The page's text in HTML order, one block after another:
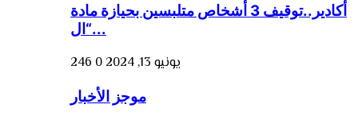
أكادير..توقيف 3 أشخاص متلبسين بحيازة مادة
“ال...
يونيو 13, 2024 0
246
موجز الأخبار